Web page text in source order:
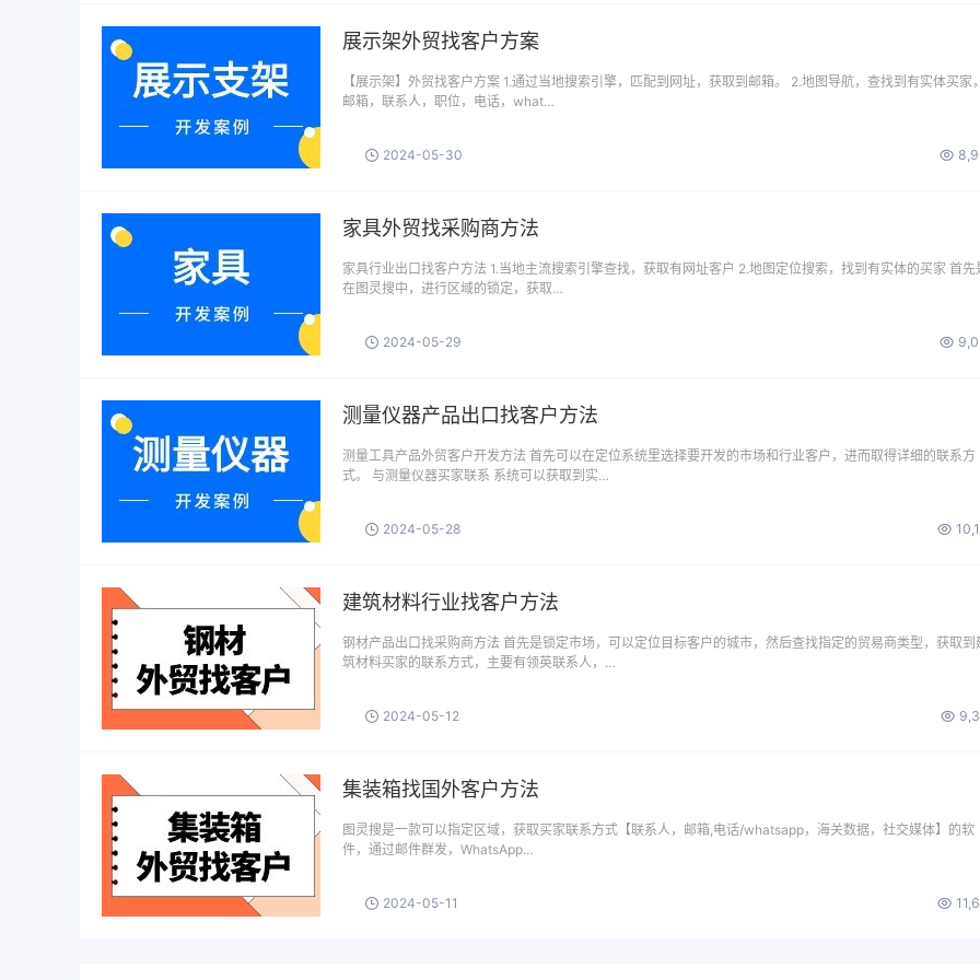
展示架外贸找客户方案
【展示架】外贸找客户方案 1.通过当地搜索引擎，匹配到网址，获取到邮箱。 2.地图导航，查找到有实体买家，
邮箱，联系人，职位，电话，what…
2024-05-30
家具外贸找采购商方法
家具行业出口找客户方法 1.当地主流搜索引擎查找，获取有网址客户 2.地图定位搜索，找到有实体的买家 首先
在图灵搜中，进行区域的锁定，获取…
2024-05-29
测量仪器产品出口找客户方法
测量工具产品外贸客户开发方法 首先可以在定位系统里选择要开发的市场和行业客户，进而取得详细的联系方
式。 与测量仪器买家联系 系统可以获取到实…
2024-05-28
建筑材料行业找客户方法
钢材产品出口找采购商方法 首先是锁定市场，可以定位目标客户的城市，然后查找指定的贸易商类型，获取到
筑材料买家的联系方式，主要有领英联系人，…
2024-05-12
集装箱找国外客户方法
图灵搜是一款可以指定区域，获取买家联系方式【联系人，邮箱,电话/whatsapp，海关数据，社交媒体】的软
件，通过邮件群发，WhatsApp…
2024-05-11